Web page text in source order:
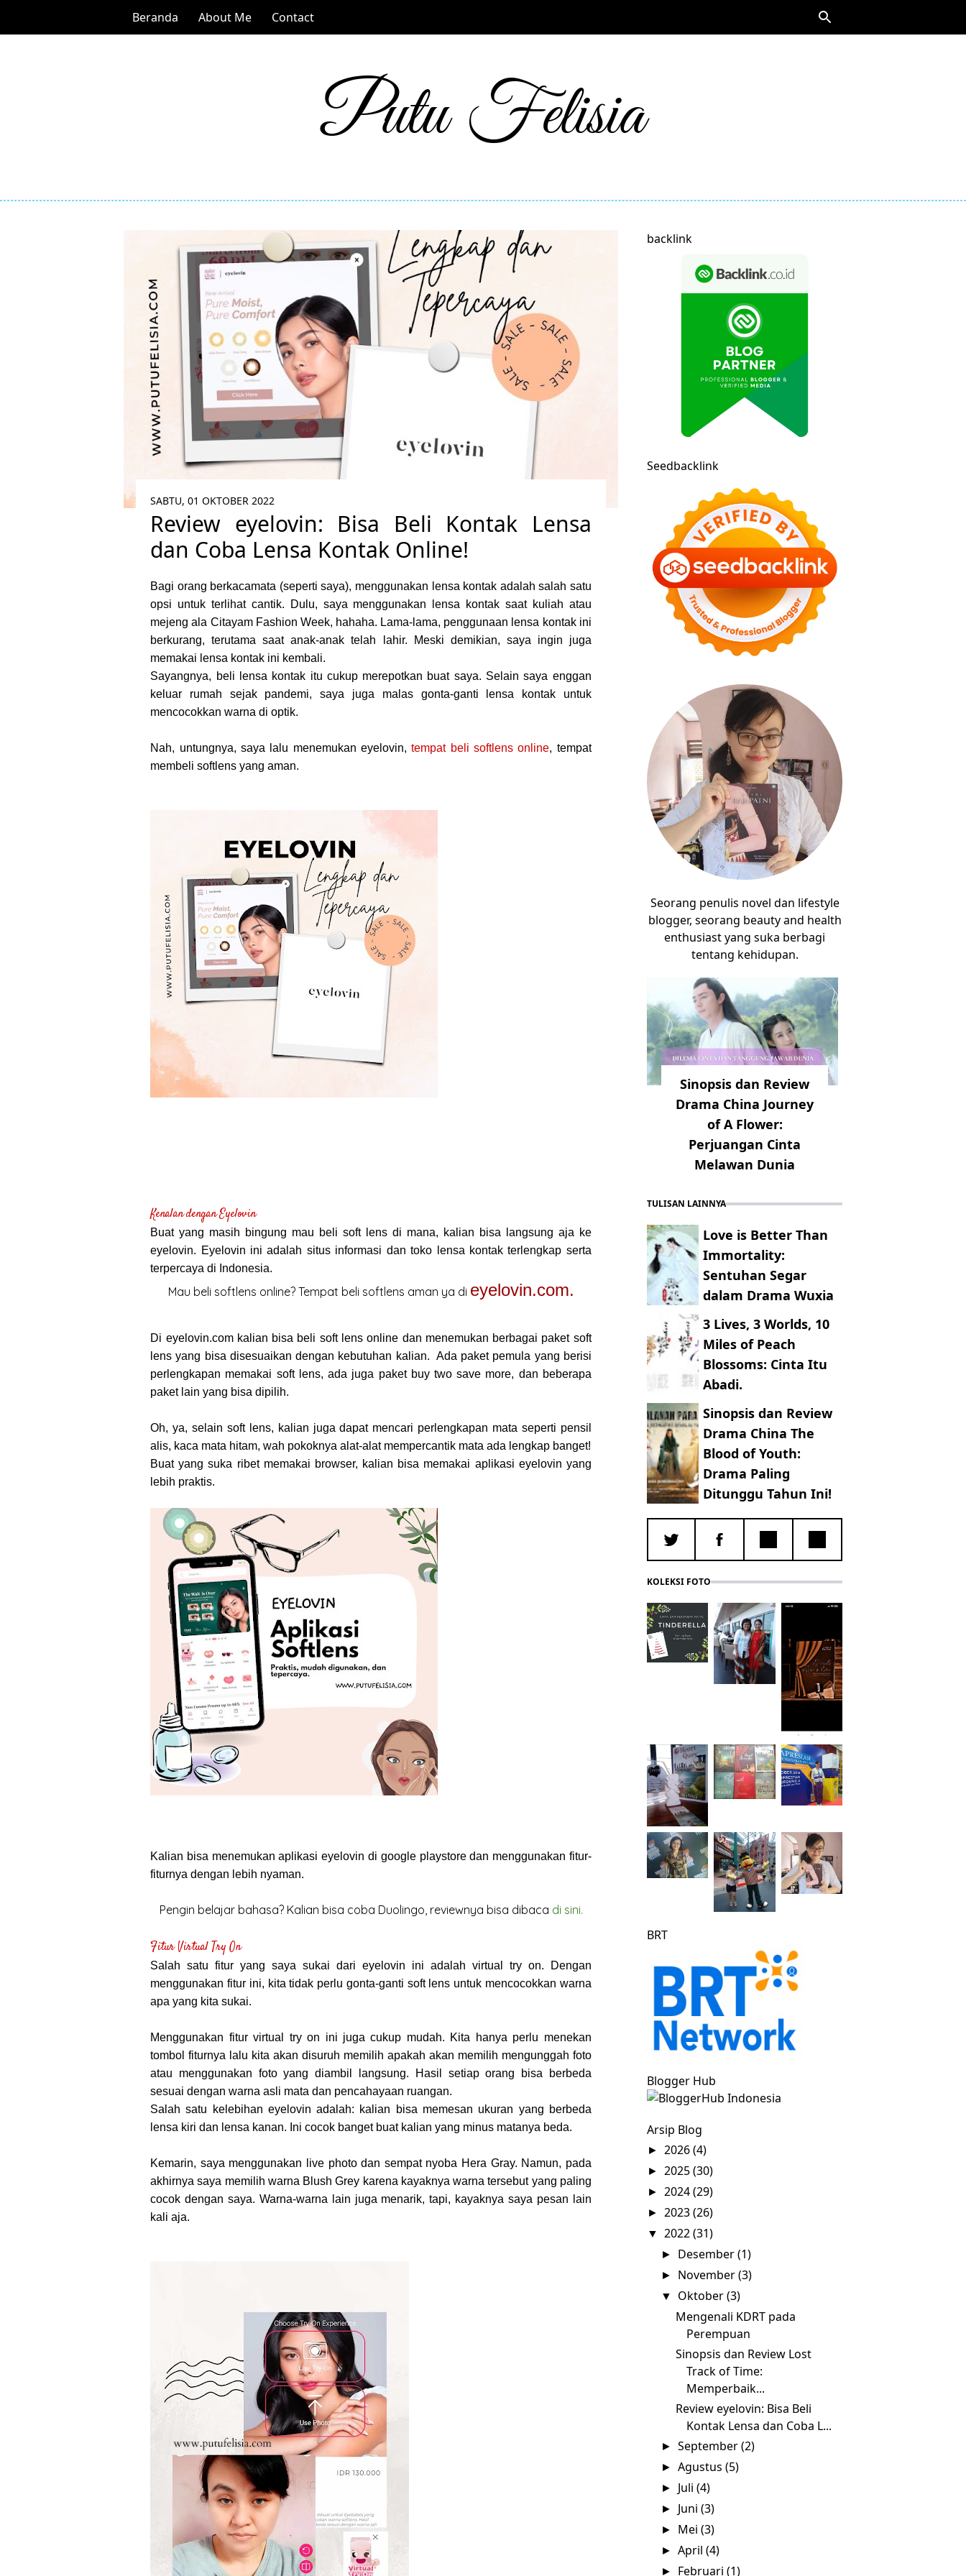
Beranda About Me Contact
Putu Felisia
SABTU, 01 OKTOBER 2022
Review eyelovin: Bisa Beli Kontak Lensa
dan Coba Lensa Kontak Online!
Bagi orang berkacamata (seperti saya), menggunakan lensa kontak adalah salah satu
opsi untuk terlihat cantik. Dulu, saya menggunakan lensa kontak saat kuliah atau
mejeng ala Citayam Fashion Week, hahaha. Lama-lama, penggunaan lensa kontak ini
berkurang, terutama saat anak-anak telah lahir. Meski demikian, saya ingin juga
memakai lensa kontak ini kembali.
Sayangnya, beli lensa kontak itu cukup merepotkan buat saya. Selain saya enggan
keluar rumah sejak pandemi, saya juga malas gonta-ganti lensa kontak untuk
mencocokkan warna di optik.
Nah, untungnya, saya lalu menemukan eyelovin,tempat beli softlens online, tempat
membeli softlens yang aman.
Kenalan dengan Eyelovin
Buat yang masih bingung mau beli soft lens di mana, kalian bisa langsung aja ke
eyelovin. Eyelovin ini adalah situs informasi dan toko lensa kontak terlengkap serta
terpercaya di Indonesia.
Mau beli softlens online? Tempat beli softlens aman ya di eyelovin.com.
Di eyelovin.com kalian bisa beli soft lens online dan menemukan berbagai paket soft
lens yang bisa disesuaikan dengan kebutuhan kalian. Ada paket pemula yang berisi
perlengkapan memakai soft lens, ada juga paket buy two save more, dan beberapa
paket lain yang bisa dipilih.
Oh, ya, selain soft lens, kalian juga dapat mencari perlengkapan mata seperti pensil
alis, kaca mata hitam, wah pokoknya alat-alat mempercantik mata ada lengkap banget!
Buat yang suka ribet memakai browser, kalian bisa memakai aplikasi eyelovin yang
lebih praktis.
Kalian bisa menemukan aplikasi eyelovin di google playstore dan menggunakan fitur-
fiturnya dengan lebih nyaman.
Pengin belajar bahasa? Kalian bisa coba Duolingo, reviewnya bisa dibaca di sini.
Fitur Virtual Try On
Salah satu fitur yang saya sukai dari eyelovin ini adalah virtual try on. Dengan
menggunakan fitur ini, kita tidak perlu gonta-ganti soft lens untuk mencocokkan warna
apa yang kita sukai.
Menggunakan fitur virtual try on ini juga cukup mudah. Kita hanya perlu menekan
tombol fiturnya lalu kita akan disuruh memilih apakah akan memilih mengunggah foto
atau menggunakan foto yang diambil langsung. Hasil setiap orang bisa berbeda
sesuai dengan warna asli mata dan pencahayaan ruangan.
Salah satu kelebihan eyelovin adalah: kalian bisa memesan ukuran yang berbeda
lensa kiri dan lensa kanan. Ini cocok banget buat kalian yang minus matanya beda.
Kemarin, saya menggunakan live photo dan sempat nyoba Hera Gray. Namun, pada
akhirnya saya memilih warna Blush Grey karena kayaknya warna tersebut yang paling
cocok dengan saya. Warna-warna lain juga menarik, tapi, kayaknya saya pesan lain
kali aja.
backlink
Seedbacklink
Seorang penulis novel dan lifestyle
blogger, seorang beauty and health
enthusiast yang suka berbagi
tentang kehidupan.
Sinopsis dan Review
Drama China Journey
of A Flower:
Perjuangan Cinta
Melawan Dunia
TULISAN LAINNYA
Love is Better Than
Immortality:
Sentuhan Segar
dalam Drama Wuxia
3 Lives, 3 Worlds, 10
Miles of Peach
Blossoms: Cinta Itu
Abadi.
Sinopsis dan Review
Drama China The
Blood of Youth:
Drama Paling
Ditunggu Tahun Ini!
KOLEKSI FOTO
BRT
Blogger Hub
Arsip Blog
► 2026(4)
► 2025(30)
► 2024(29)
► 2023(26)
▼ 2022(31)
► Desember(1)
► November(3)
▼ Oktober(3)
Mengenali KDRT pada
Perempuan
Sinopsis dan Review Lost
Track of Time:
Memperbaik...
Review eyelovin: Bisa Beli
Kontak Lensa dan Coba L...
►September(2)
►Agustus(5)
► Juli(4)
► Juni(3)
► Mei(3)
►April(4)
► Februari(1)